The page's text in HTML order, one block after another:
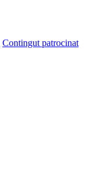
Contingut patrocinat